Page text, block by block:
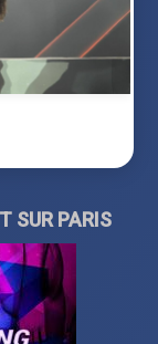
SUR PARIS